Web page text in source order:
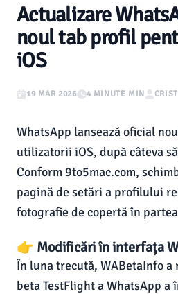
Actualizare
noul tab profil
iOS
19 MAR 2026 4 MINUTE MIN
WhatsApp lansează oficial
utilizatorii iOS, după câteva
Conform 9to5mac.com,
pagină de setări a profilului
fotografie de copertă în
👉 Modificări în interfața
În luna trecută, WABetaInfo a
beta TestFlight a WhatsApp